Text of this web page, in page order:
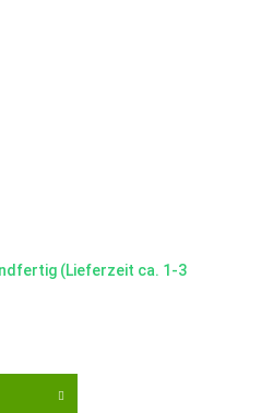
(Lieferzeit ca. 1-3